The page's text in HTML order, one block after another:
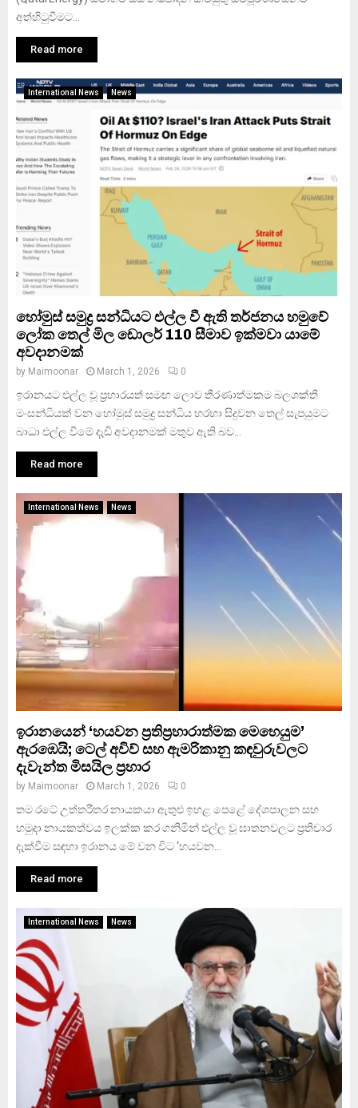
අත්හිටුවීමට...
Read more
International News News
හෝමුස් සමුද්‍ර සන්ධියට එල්ල වී ඇති තර්ජනය හමුවේ
ලෝක තෙල් මිල ඩොලර් 110 සීමාව ඉක්මවා යාමේ
අවදානමක්
by Maimoonar March 1, 2026 0
ඉරානයට එල්ල වූ ප්‍රහාරයත් සමඟ ලොව තීරණාත්මකම බලශක්ති
මංසන්ධියක් වන හෝමුස් සමුද්‍ර සන්ධිය හරහා සිදුවන තෙල් සැපයුමට
බාධා එල්ල වීමේ දැඩි අවදානමක් මතුව ඇති බව...
Read more
International News News
ඉරානයෙන් ‘හයවන ප්‍රතිප්‍රහාරාත්මක මෙහෙයුම’
ඇරඹෙයි; ටෙල් අවිව් සහ ඇමරිකානු කඳවුරුවලට
දැවැන්ත මිසයිල ප්‍රහාර
by Maimoonar March 1, 2026 0
තම රටේ උත්තරීතර නායකයා ඇතුළු ඉහළ පෙළේ දේශපාලන සහ
හමුදා නායකත්වය ඉලක්ක කර ගනිමින් එල්ල වූ ඝාතනවලට ප්‍රතිචාර
දැක්වීම සඳහා ඉරානය මේ වන විට ‘හයවන...
Read more
International News News